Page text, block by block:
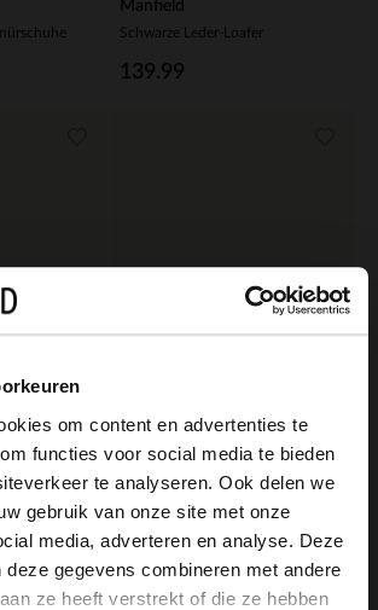
om content en advertenties te
functies voor social media te bieden
te analyseren. Ook delen we
gebruik van onze site met onze
media, adverteren en analyse. Deze
deze gegevens combineren met andere
ze heeft verstrekt of die ze hebben
Manfield
Schwarze Leder-Loafer
139.99
Manfield
129.99
×
website in English?
language isn't Dutch. Would
to English?